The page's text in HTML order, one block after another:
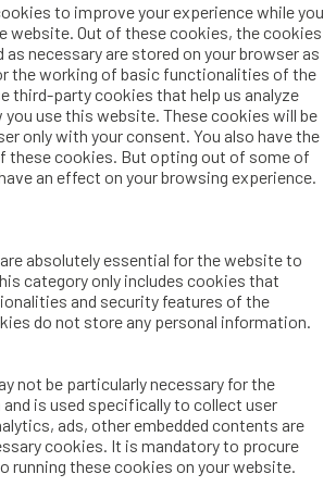
to improve your experience while you
website. Out of these cookies, the cookies
necessary are stored on your browser as
the working of basic functionalities of the
third-party cookies that help us analyze
you use this website. These cookies will be
only with your consent. You also have the
cookies. But opting out of some of
an effect on your browsing experience.
absolutely essential for the website to
category only includes cookies that
and security features of the
do not store any personal information.
not be particularly necessary for the
is used specifically to collect user
ads, other embedded contents are
cookies. It is mandatory to procure
running these cookies on your website.